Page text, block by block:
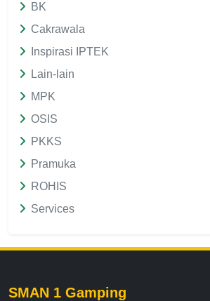
BK
Cakrawala
Inspirasi IPTEK
Lain-lain
MPK
OSIS
PKKS
Pramuka
ROHIS
Services
SMAN 1 Gamping